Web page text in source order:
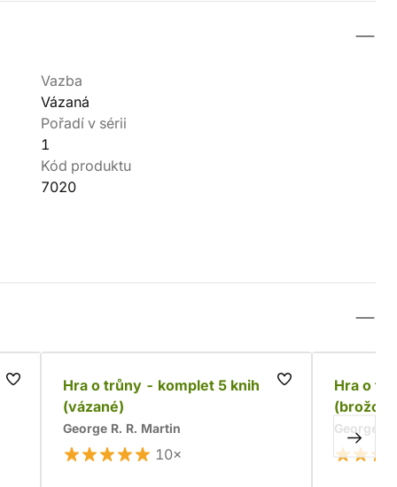
Vazba
Vázaná
Pořadí v sérii
1
Kód produktu
7020
Hra o trůny - komplet 5 knih
(vázané)
George R. R. Martin
10×
Hra o
George